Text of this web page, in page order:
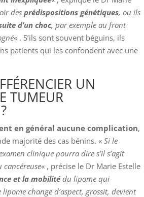
des prédispositions génétiques, ou ils
d’un choc, par exemple au front
« . S’ils sont souvent béguins, ils
patients qui les confondent avec une
UN
TUMEUR
en général aucune complication,
majorité des cas bénins. « Si le
clinique pourra dire s’il s’agit
cancéreuse« , précise le Dr Marie Estelle
et la mobilité du lipome qui
change d’aspect, grossit, devient